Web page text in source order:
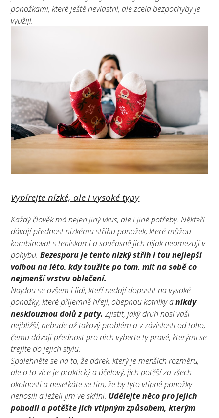
ponožkami, které ještě nevlastní, ale zcela bezpochyby je
využijí.
Vybírejte nízké, ale i vysoké typy
Každý člověk má nejen jiný vkus, ale i jiné potřeby. Někteří
dávají přednost nízkému střihu ponožek, které můžou
kombinovat s teniskami a současně jich nijak neomezují v
pohybu.Bezesporu je tento nízký střih i tou nejlepší
volbou na léto, kdy toužíte po tom, mít na sobě co
nejmenší vrstvu oblečení.
Najdou se ovšem i lidi, kteří nedají dopustit na vysoké
ponožky, které příjemně hřejí, obepnou kotníky anikdy
nesklouznou dolů z paty.Zjistit, jaký druh nosí vaši
nejbližší, nebude až takový problém a v závislosti od toho,
čemu dávají přednost pro nich vyberte ty pravé, kterými se
trefíte do jejich stylu.
Spolehněte se na to, že dárek, který je menších rozměru,
ale o to více je praktický a účelový, jich potěší za všech
okolností a nesetkáte se tím, že by tyto vtipné ponožky
nenosili a leželi jim ve skříni. Udělejte něco pro jejich
pohodlí a potěšte jich vtipným způsobem, kterým